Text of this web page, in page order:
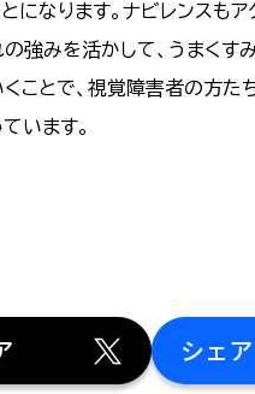
になります。ナビレンスもア
強みを活かして、うまくす
ことで、視覚障害者の方た
います。
シェア